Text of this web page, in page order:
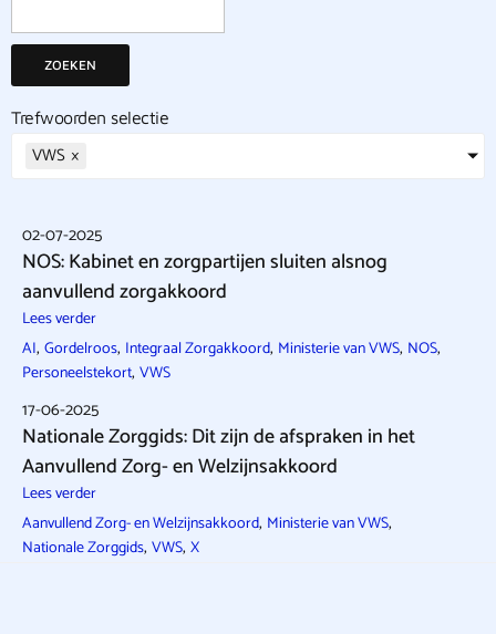
ZOEKEN
Trefwoorden selectie
VWS ×
02-07-2025
NOS: Kabinet en zorgpartijen sluiten alsnog
aanvullend zorgakkoord
Lees verder
AI, Gordelroos, Integraal Zorgakkoord, Ministerie van VWS, NOS,
Personeelstekort, VWS
17-06-2025
Nationale Zorggids: Dit zijn de afspraken in het
Aanvullend Zorg- en Welzijnsakkoord
Lees verder
Aanvullend Zorg- en Welzijnsakkoord, Ministerie van VWS,
Nationale Zorggids, VWS, X